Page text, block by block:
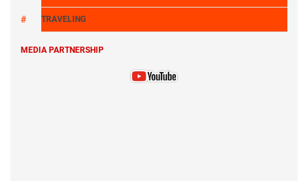
TRAVELING
MEDIA PARTNERSHIP